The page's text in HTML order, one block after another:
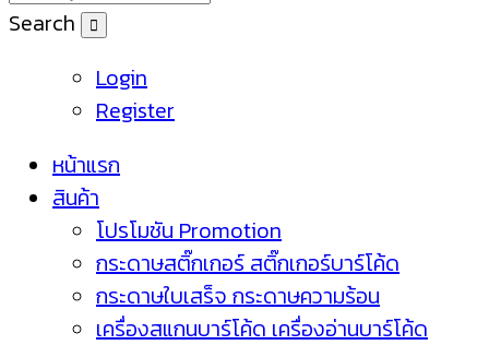
Search
Login
Register
หน้าแรก
สินค้า
โปรโมชัน Promotion
กระดาษสติ๊กเกอร์ สติ๊กเกอร์บาร์โค้ด
กระดาษใบเสร็จ กระดาษความร้อน
เครื่องสแกนบาร์โค้ด เครื่องอ่านบาร์โค้ด